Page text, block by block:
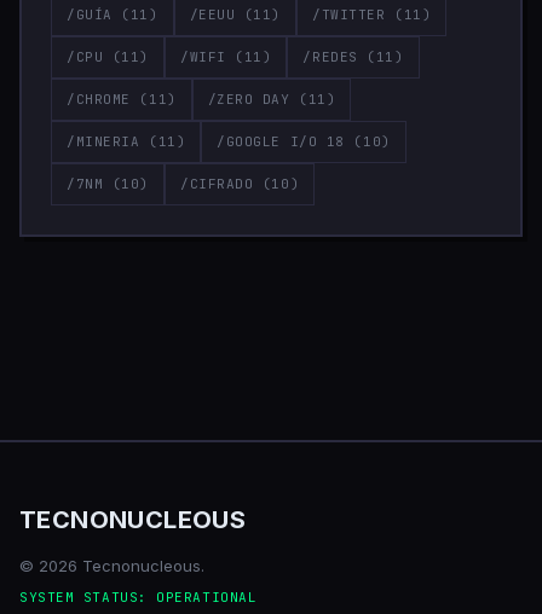
/GUÍA (11) /EEUU (11) /TWITTER (11)
/CPU (11) /WIFI (11) /REDES (11)
/CHROME (11) /ZERO DAY (11)
/MINERIA (11) /GOOGLE I/O 18 (10)
/7NM (10) /CIFRADO (10)
TECNONUCLEOUS
© 2026 Tecnonucleous.
SYSTEM STATUS: OPERATIONAL